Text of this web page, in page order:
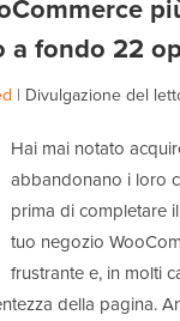
a fondo 22
| Divulgazione del
Hai mai notato
abbandonano i loro
prima di completare
tuo negozio
frustrante e, in molti
della pagina.